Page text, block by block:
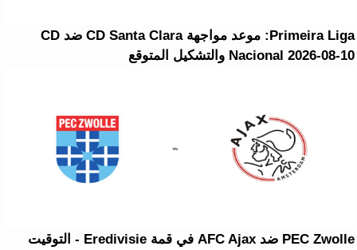
Primeira Liga: موعد مواجهة CD Santa Clara ضد CD
Nacional 2026-08-10 والتشكيل المتوقع
PEC Zwolle ضد AFC Ajax في قمة Eredivisie - التوقيت